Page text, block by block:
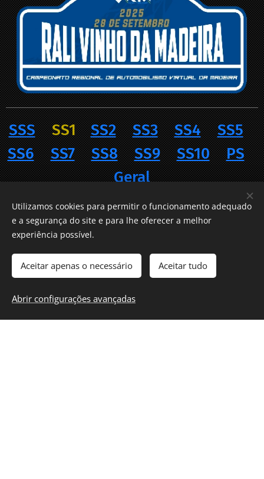
SSS SS1 SS2 SS3 SS4
SS5
SS6
SS7 SS8 SS9 SS10
PS
Geral
Utilizamos cookies para permitir o funcionamento adequado
e a segurança do site e para lhe oferecer a melhor
experiência possível.
Aceitar apenas o necessário Aceitar tudo
Abrir configurações avançadas